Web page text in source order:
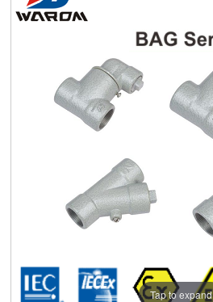
Tap to expand